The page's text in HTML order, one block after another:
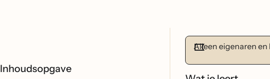
Inhoudsopgave
Alleen eigenaren